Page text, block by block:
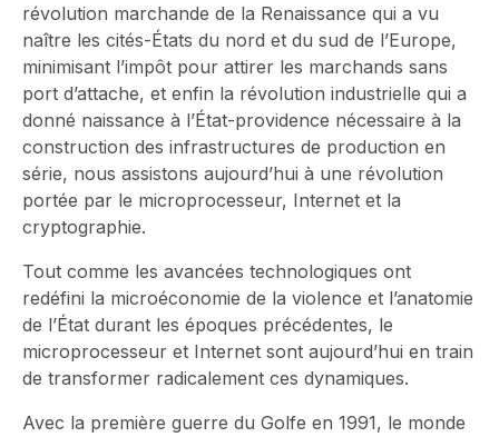
révolution marchande de la Renaissance qui a vu
naître les cités-États du nord et du sud de l’Europe,
minimisant l’impôt pour attirer les marchands sans
port d’attache, et enfin la révolution industrielle qui a
donné naissance à l’État-providence nécessaire à la
construction des infrastructures de production en
série, nous assistons aujourd’hui à une révolution
portée par le microprocesseur, Internet et la
cryptographie.
Tout comme les avancées technologiques ont
redéfini la microéconomie de la violence et l’anatomie
de l’État durant les époques précédentes, le
microprocesseur et Internet sont aujourd’hui en train
de transformer radicalement ces dynamiques.
Avec la première guerre du Golfe en 1991, le monde